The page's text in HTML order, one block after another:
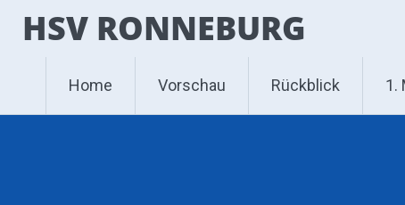
Inhalt
springen
HSV RONNEBURG
Home Vorschau Rückblick 1.